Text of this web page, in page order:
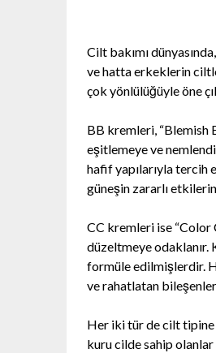
Cilt bakımı
ve hatta erkeklerin
çok yönlülüğüyle öne
BB kremleri, “Blemish
eşitlemeye ve
hafif yapılarıyla tercih
güneşin zararlı
CC kremleri ise
düzeltmeye odaklanır.
formüle edilmişlerdir.
ve rahatlatan
Her iki tür de cilt tipine
kuru cilde sahip